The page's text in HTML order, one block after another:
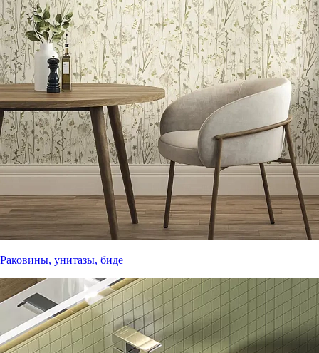
Раковины, унитазы, биде